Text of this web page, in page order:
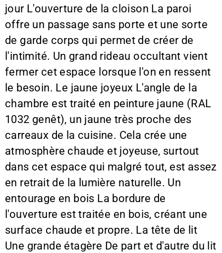
jour L'ouverture de la cloison La paroi
offre un passage sans porte et une sorte
de garde corps qui permet de créer de
l'intimité. Un grand rideau occultant vient
fermer cet espace lorsque l'on en ressent
le besoin. Le jaune joyeux L'angle de la
chambre est traité en peinture jaune (RAL
1032 genêt), un jaune très proche des
carreaux de la cuisine. Cela crée une
atmosphère chaude et joyeuse, surtout
dans cet espace qui malgré tout, est assez
en retrait de la lumière naturelle. Un
entourage en bois La bordure de
l'ouverture est traitée en bois, créant une
surface chaude et propre. La tête de lit
Une grande étagère De part et d'autre du lit